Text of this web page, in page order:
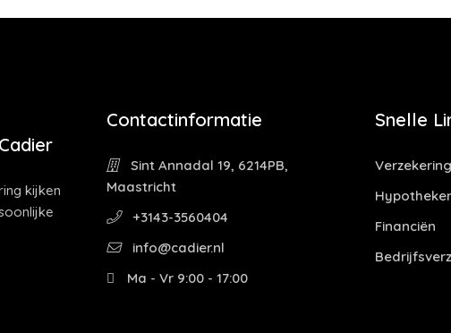
kijken
Contactinformatie
Sint Annadal 19, 6214PB,
Maastricht
+3143-3560404
info@cadier.nl
Ma - Vr 9:00 - 17:00
Snelle
Financiën